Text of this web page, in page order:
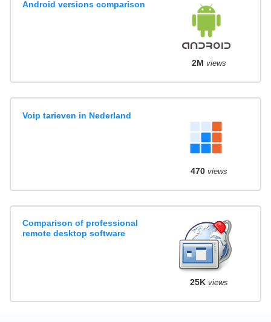
Android versions comparison
2M views
Voip tarieven in Nederland
470views
Comparison of professional
remote desktop software
25K views